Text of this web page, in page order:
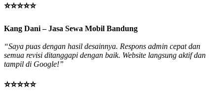
⭐⭐⭐⭐⭐
Kang Dani – Jasa Sewa Mobil Bandung
“Saya puas dengan hasil desainnya. Respons admin cepat dan
semua revisi ditanggapi dengan baik. Website langsung aktif dan
tampil di Google!”
⭐⭐⭐⭐⭐